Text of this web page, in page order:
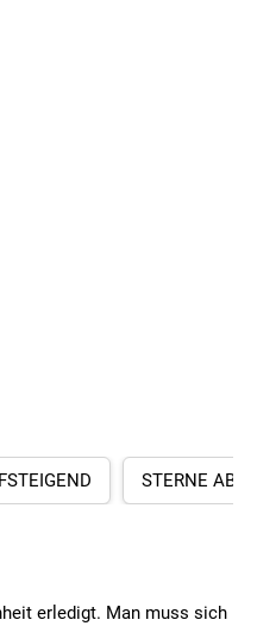
STERNE
erledigt. Man muss sich